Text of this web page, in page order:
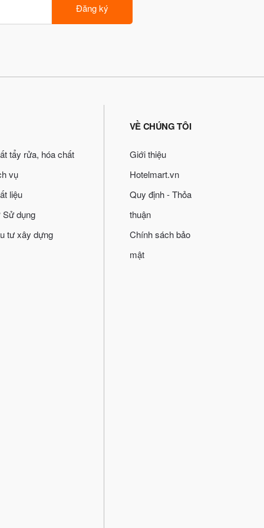
Đăng ký
tẩy rửa, hóa chất
vụ
liệu
Sử dụng
tư xây dựng
VỀ CHÚNG TÔI
Giới thiệu
Hotelmart.vn
Quy định - Thỏa
thuận
Chính sách bảo
mật